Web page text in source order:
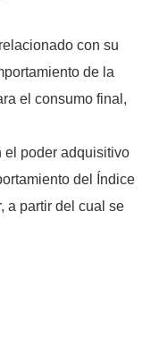
con su
de la
el consumo final,
el poder adquisitivo
del Índice
a partir del cual se